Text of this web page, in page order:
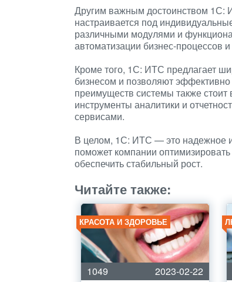
Другим важным достоинством 1С:
настраивается под
различными модулями и
автоматизации бизнес-
Кроме того, 1С: ИТС предлагает
бизнесом и позволяют
преимуществ системы также
инструменты аналитики и
сервисами.
В целом, 1С: ИТС — это надежное
поможет компании
обеспечить стабильный рост.
Читайте также:
КРАСОТА И ЗДОРОВЬЕ
1049
2023-02-22